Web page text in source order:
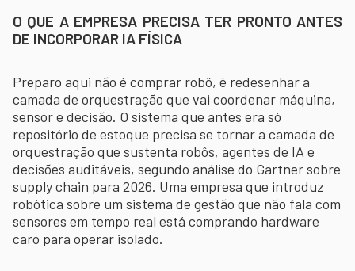
O QUE A EMPRESA PRECISA TER PRONTO ANTES
DE INCORPORAR IA FÍSICA
Preparo aqui não é comprar robô, é redesenhar a
camada de orquestração que vai coordenar máquina,
sensor e decisão. O sistema que antes era só
repositório de estoque precisa se tornar a camada de
orquestração que sustenta robôs, agentes de IA e
decisões auditáveis, segundo análise do Gartner sobre
supply chain para 2026. Uma empresa que introduz
robótica sobre um sistema de gestão que não fala com
sensores em tempo real está comprando hardware
caro para operar isolado.